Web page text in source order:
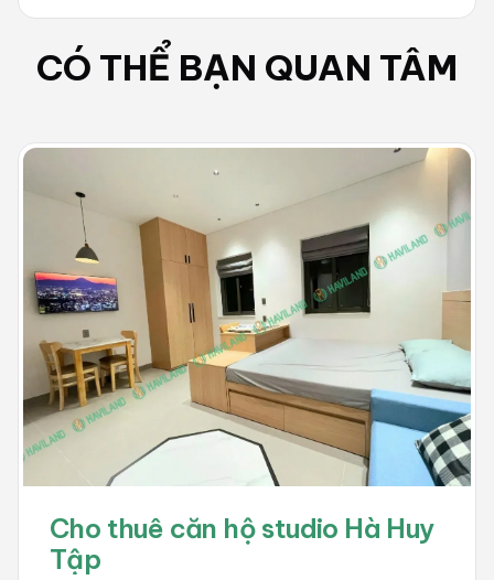
CÓ THỂ BẠN QUAN TÂM
thuê căn hộ studio Hà Huy